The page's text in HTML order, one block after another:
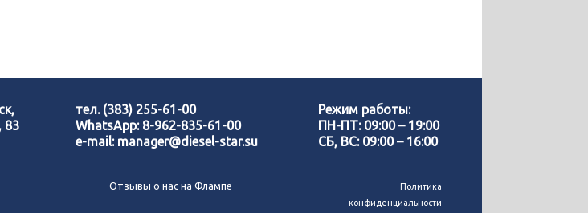
83
тел. (383) 255-61-00
WhatsApp: 8-962-835-61-00
e-mail: manager@diesel-star.su
Режим работы:
ПН-ПТ: 09:00 – 19:00
СБ, ВС: 09:00 – 16:00
Отзывы о нас на Флампе
Политика
конфиденциальности